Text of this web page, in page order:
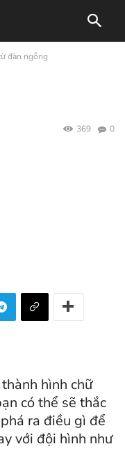
đàn ngỗng
0
369
hình chữ
có thể sẽ thắc
ra điều gì để
với đội hình như